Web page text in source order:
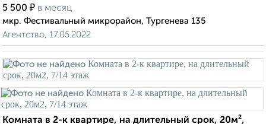
5 500 ₽ в месяц
мкр. Фестивальный микрорайон, Тургенева 135
Агентство, 17.05.2022
Комната в 2-к квартире, на длительный срок, 20м²,